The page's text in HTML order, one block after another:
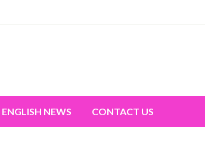
ENGLISH NEWS CONTACT US